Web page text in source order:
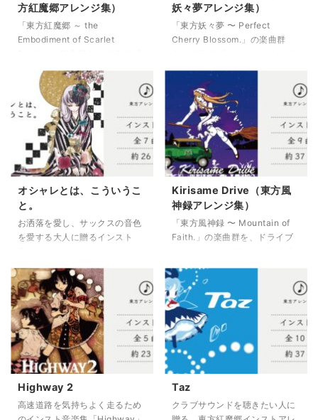
方紅魔郷アレンジ集）
「東方紅魔郷 ～ the
Embodiment of Scarlet
8曲／約31分。
妖々夢アレンジ集）
「東方妖々夢 〜 Perfect
Cherry Blossom.」の楽曲群
オシャレとは、こういうこ
と。
お洒落を愛し、サックスの音色
を愛する大人に贈るインスト
レンジした全7曲／約26分。
Kirisame Drive（東方風
神録アレンジ集）
「東方風神録 〜 Mountain of
Faith.」の楽曲群を、ドライブ
Highway 2
高速道路を気持ちよく走るため
Taz
クラブサウンドを聴きたい人に